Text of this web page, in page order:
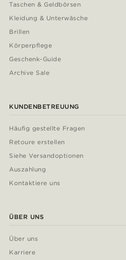
Taschen & Geldbörsen
Kleidung & Unterwäsche
Brillen
Körperpflege
Geschenk-Guide
Archive Sale
KUNDENBETREUUNG
Häufig gestellte Fragen
Retoure erstellen
Siehe Versandoptionen
Auszahlung
Kontaktiere uns
ÜBER UNS
Über uns
Karriere